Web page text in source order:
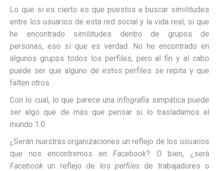
Lo que si es cierto es que puestos a buscar similitudes
entre los usuarios de esta red social y la vida real, si que
he encontrado similitudes dentro de grupos de
personas, eso si que es verdad. No he encontrado en
algunos grupos todos los perfiles, pero al fin y al cabo
puede ser que alguno de estos perfiles se repita y que
falten otros.
Con lo cual, lo que parece unainfografía simpática puede
ser algo que de más que pensar si lo trasladamos al
mundo 1.0.
¿Serán nuestras organizaciones un reflejo de los usuarios
que nos encontremos enFacebook? O bien, ¿será
Facebook un reflejo de los perfilesde trabajadores o